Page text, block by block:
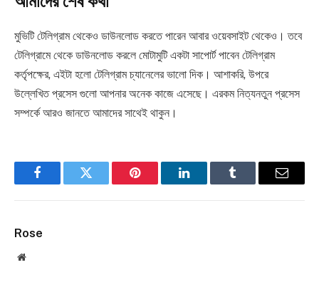
মুভিটি টেলিগ্রাম থেকেও ডাউনলোড করতে পারেন আবার ওয়েবসাইট থেকেও। তবে
টেলিগ্রামে থেকে ডাউনলোড করলে মোটামুটি একটা সাপোর্ট পাবেন টেলিগ্রাম
কর্তৃপক্ষের, এইটা হলো টেলিগ্রাম চ্যানেলের ভালো দিক। আশাকরি, উপরে
উল্লেখিত প্রসেস গুলো আপনার অনেক কাজে এসেছে। এরকম নিত্যনতুন প্রসেস
সম্পর্কে আরও জানতে আমাদের সাথেই থাকুন।
FacebookTwitter Pinterest LinkedInTumblr Email
Rose
Website